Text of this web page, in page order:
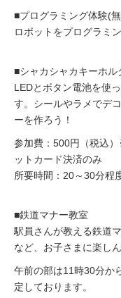
■プログラミング体験(
ロボットをプログラミ
■シャカシャカキーホル
LEDとボタン電池を使
す。シールやラメでデ
ーを作ろう！
参加費：500円（税込
ットカード決済のみ
所要時間：20～30分程
■鉄道マナー教室
駅員さんが教える鉄道
など、お子さまに楽し
午前の部は11時30分か
定しております。